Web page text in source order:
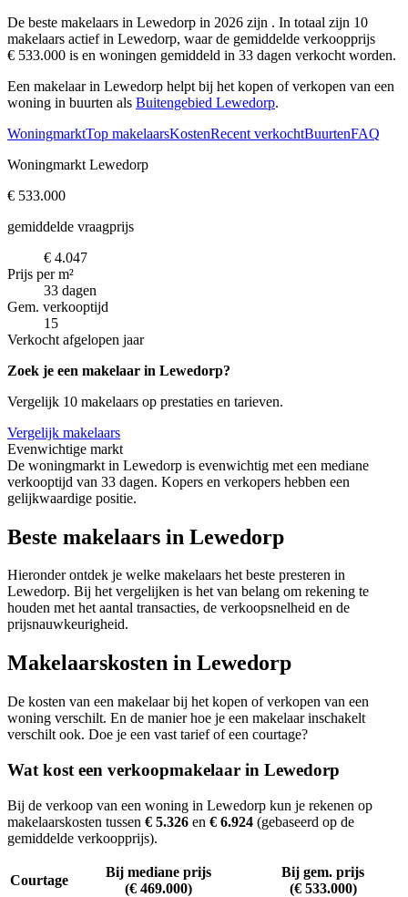
De beste makelaars in Lewedorp in 2026 zijn . In totaal zijn 10
makelaars actief in Lewedorp, waar de gemiddelde verkoopprijs
€ 533.000 is en woningen gemiddeld in 33 dagen verkocht worden.
Een makelaar in Lewedorp helpt bij het kopen of verkopen van een
woning in buurten als Buitengebied Lewedorp.
WoningmarktTop makelaarsKostenRecent verkochtBuurtenFAQ
Woningmarkt Lewedorp
€ 533.000
gemiddelde vraagprijs
€ 4.047
Prijs per m²
33 dagen
Gem. verkooptijd
15
Verkocht afgelopen jaar
Zoek je een makelaar in Lewedorp?
Vergelijk 10 makelaars op prestaties en tarieven.
Vergelijk makelaars
Evenwichtige markt
De woningmarkt in Lewedorp is evenwichtig met een mediane
verkooptijd van 33 dagen. Kopers en verkopers hebben een
gelijkwaardige positie.
Beste makelaars in Lewedorp
Hieronder ontdek je welke makelaars het beste presteren in
Lewedorp. Bij het vergelijken is het van belang om rekening te
houden met het aantal transacties, de verkoopsnelheid en de
prijsnauwkeurigheid.
Makelaarskosten in Lewedorp
De kosten van een makelaar bij het kopen of verkopen van een
woning verschilt. En de manier hoe je een makelaar inschakelt
verschilt ook. Doe je een vast tarief of een courtage?
Wat kost een verkoopmakelaar in Lewedorp
Bij de verkoop van een woning in Lewedorp kun je rekenen op
makelaarskosten tussen € 5.326 en € 6.924 (gebaseerd op de
gemiddelde verkoopprijs).
Courtage
Bij mediane prijs
(€ 469.000)
Bij gem. prijs
(€ 533.000)